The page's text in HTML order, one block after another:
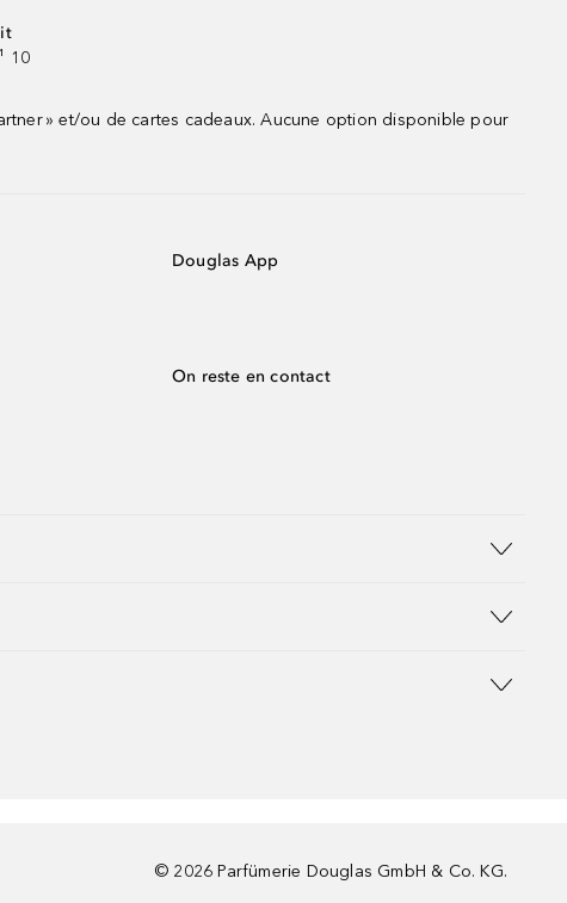
10
» et/ou de cartes cadeaux. Aucune option disponible pour
Douglas App
On reste en contact
© 2026 Parfümerie Douglas GmbH & Co. KG.